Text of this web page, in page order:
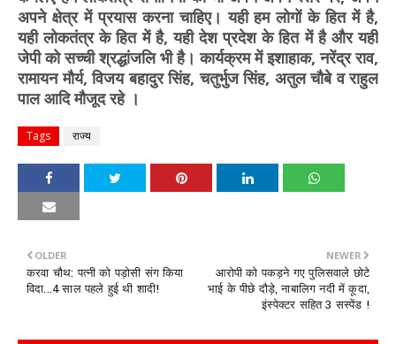
अपने क्षेत्र में प्रयास करना चाहिए। यही हम लोगों के हित में है,
यही लोकतंत्र के हित में है, यही देश प्रदेश के हित में है और यही
जेपी को सच्ची श्रद्धांजलि भी है। कार्यक्रम में इशाहाक, नरेंद्र राव,
रामायन मौर्य, विजय बहादुर सिंह, चतुर्भुज सिंह, अतुल चौबे व राहुल
पाल आदि मौजूद रहे ।
Tags राज्य
NEWER
आरोपी को पकड़ने गए पुलिसवाले छोटे
भाई के पीछे दौड़े, नाबालिग नदी में कूदा,
इंस्पेक्टर सहित 3 सस्‍पेंड !
OLDER
करवा चौथ: पत्नी को पड़ोसी संग किया
विदा...4 साल पहले हुई थी शादी!